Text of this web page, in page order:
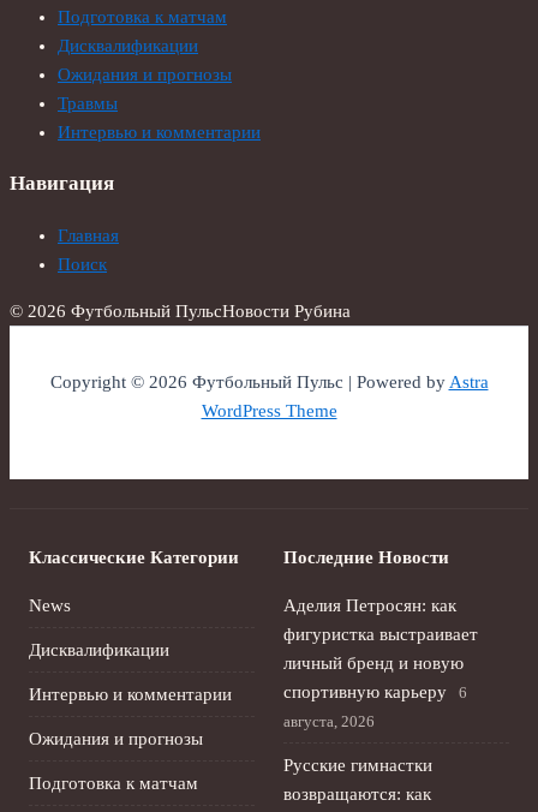
Подготовка к матчам
Дисквалификации
Ожидания и прогнозы
Травмы
Интервью и комментарии
Навигация
Главная
Поиск
© 2026 Футбольный ПульсНовости Рубина
Copyright © 2026 Футбольный Пульс | Powered byAstra
WordPress Theme
Классические Категории
News
Дисквалификации
Интервью и комментарии
Ожидания и прогнозы
Подготовка к матчам
Последние Новости
Аделия Петросян: как
фигуристка выстраивает
личный бренд и новую
спортивную карьеру
6
августа, 2026
Русские гимнастки
возвращаются: как